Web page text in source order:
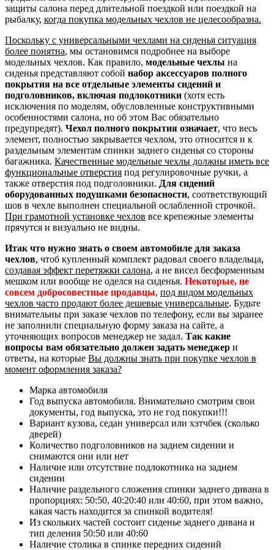
защиты салона перед длительной поездкой или поездкой на
рыбалку, когда покупка модельных чехлов не целесообразна.
Поскольку с универсальными чехлами на сиденья ситуация
более понятна, мы остановимся подробнее на выборе
модельных чехлов. Как правило, модельные чехлы на
сиденья представляют собой набор аксессуаров полного
покрытия на все отдельные элементы сидений и
подголовников, включая подлокотники (хотя есть
исключения по моделям, обусловленные конструктивными
особенностями салона, но об этом Вас обязательно
предупредят). Чехол полного покрытия означает, что весь
элемент, полностью закрывается чехлом, это относится и к
раздельным элементам спинки заднего сиденья со стороны
багажника. Качественные модельные чехлы должны иметь все
функциональные отверстия под регулировочные ручки, а
также отверстия под подголовники. Для сидений
оборудованных подушками безопасности, соответствующий
шов в чехле выполнен специальной ослабленной строчкой.
При грамотной установке чехлов все крепежные элементы
прячутся и визуально не видны.
Итак что нужно знать о своем автомобиле для заказа
чехлов, чтоб купленный комплект радовал своего владельца,
создавая эффект перетяжки салона, а не висел бесформенным
мешком или вообще не оделся на сиденья. Некоторые, не
совсем добросовестные продавцы, под видом модельных
чехлов часто продают более дешевые универсальные. Будьте
внимательны при заказе чехлов по телефону, если вы заранее
не заполнили специальную форму заказа на сайте, а
уточняющих вопросов менеджер не задал. Так какие
вопросы вам обязательно должен задать менеджер и
ответы, на которые Вы должны знать при покупке чехлов в
момент оформления заказа?
Марка автомобиля
Год выпуска автомобиля. Внимательно смотрим свои
документы, год выпуска, это не год покупки!!!
Вариант кузова, седан универсал или хэтчбек (сколько
дверей)
Количество подголовников на заднем сидении и
снимаются они или нет
Наличие или отсутствие подлокотника на заднем
сидении
Наличие раздельного сложения спинки заднего дивана в
пропорциях: 50:50, 40:20:40 или 40:60, при этом важно,
какая часть находится за спинкой водителя!
Из скольких частей состоит сиденье заднего дивана и
тип деления 50:50 или 40:60
Наличие столика в спинке передних сидений